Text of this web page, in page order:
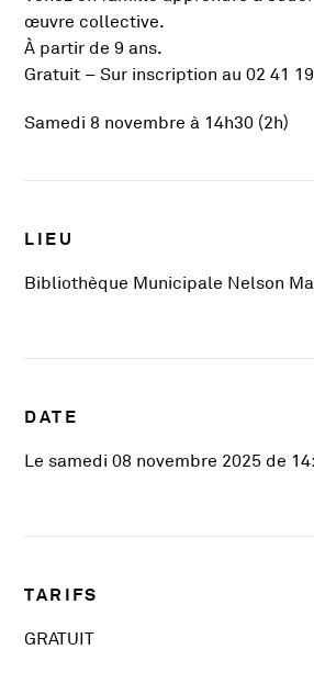
œuvre collective.
À partir de 9 ans.
Gratuit – Sur inscription au 02 41
Samedi 8 novembre à 14h30 (2h)
LIEU
Bibliothèque Municipale Nelson
DATE
Le samedi 08 novembre 2025 de
TARIFS
GRATUIT